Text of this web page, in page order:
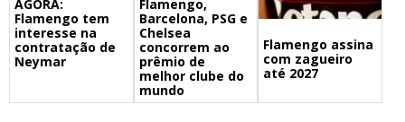
AGORA:
Flamengo tem
interesse na
contratação de
Neymar
Flamengo,
Barcelona, PSG e
Chelsea
concorrem ao
prêmio de
melhor clube do
mundo
Flamengo assina
com zagueiro
até 2027